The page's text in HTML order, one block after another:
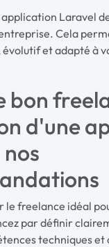
Laravel
Cela
et adapté à
bon
d'une
le freelance idéal
par définir
techniques et